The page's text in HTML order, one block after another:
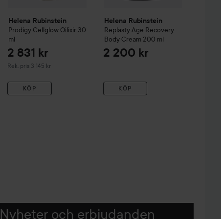
Helena Rubinstein
Prodigy Cellglow Oilixir 30
ml
2 831 kr
Rek. pris 3 145 kr
Rekommenderat pris 3 145 kr
KÖP
Helena Rubinstein
Replasty Age Recovery
Body Cream 200 ml
2 200 kr
KÖP
Nyheter och erbjudanden